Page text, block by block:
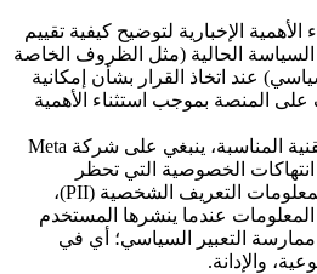
الإخبارية لتوضيح كيفية تقييم
السياسة الحالية (مثل الظروف الخاصة
عند اتخاذ القرار بشأن إمكانية
على المنصة بموجب استثناء الأهمية
بعد تطوير القدرات التقنية المناسبة، ينبغي على شركة Meta
انتهاكات الخصوصية التي تحظر
مشاركة المنشورات لمعلومات التعريف الشخصية (PII)،
عندما ينشرها المستخدم
ممارسة التعبير السياسي؛ أي في
والإدانة.